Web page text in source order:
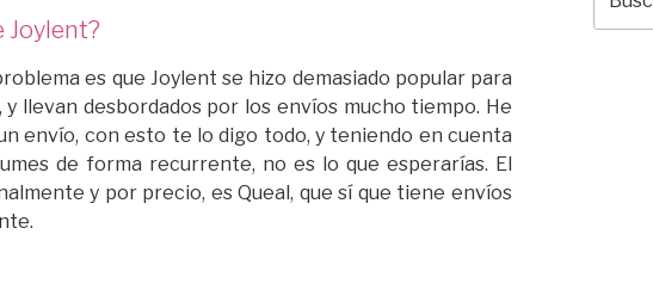
Joylent?
es que Joylent se hizo demasiado popular para
llevan desbordados por los envíos mucho tiempo. He
envío, con esto te lo digo todo, y teniendo en cuenta
de forma recurrente, no es lo que esperarías. El
y por precio, es Queal, que sí que tiene envíos
por: